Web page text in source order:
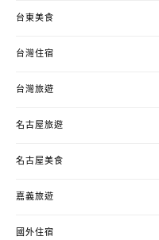
台東美食
台灣住宿
台灣旅遊
名古屋旅遊
名古屋美食
嘉義旅遊
國外住宿